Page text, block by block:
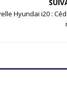
Hyundai i20 :